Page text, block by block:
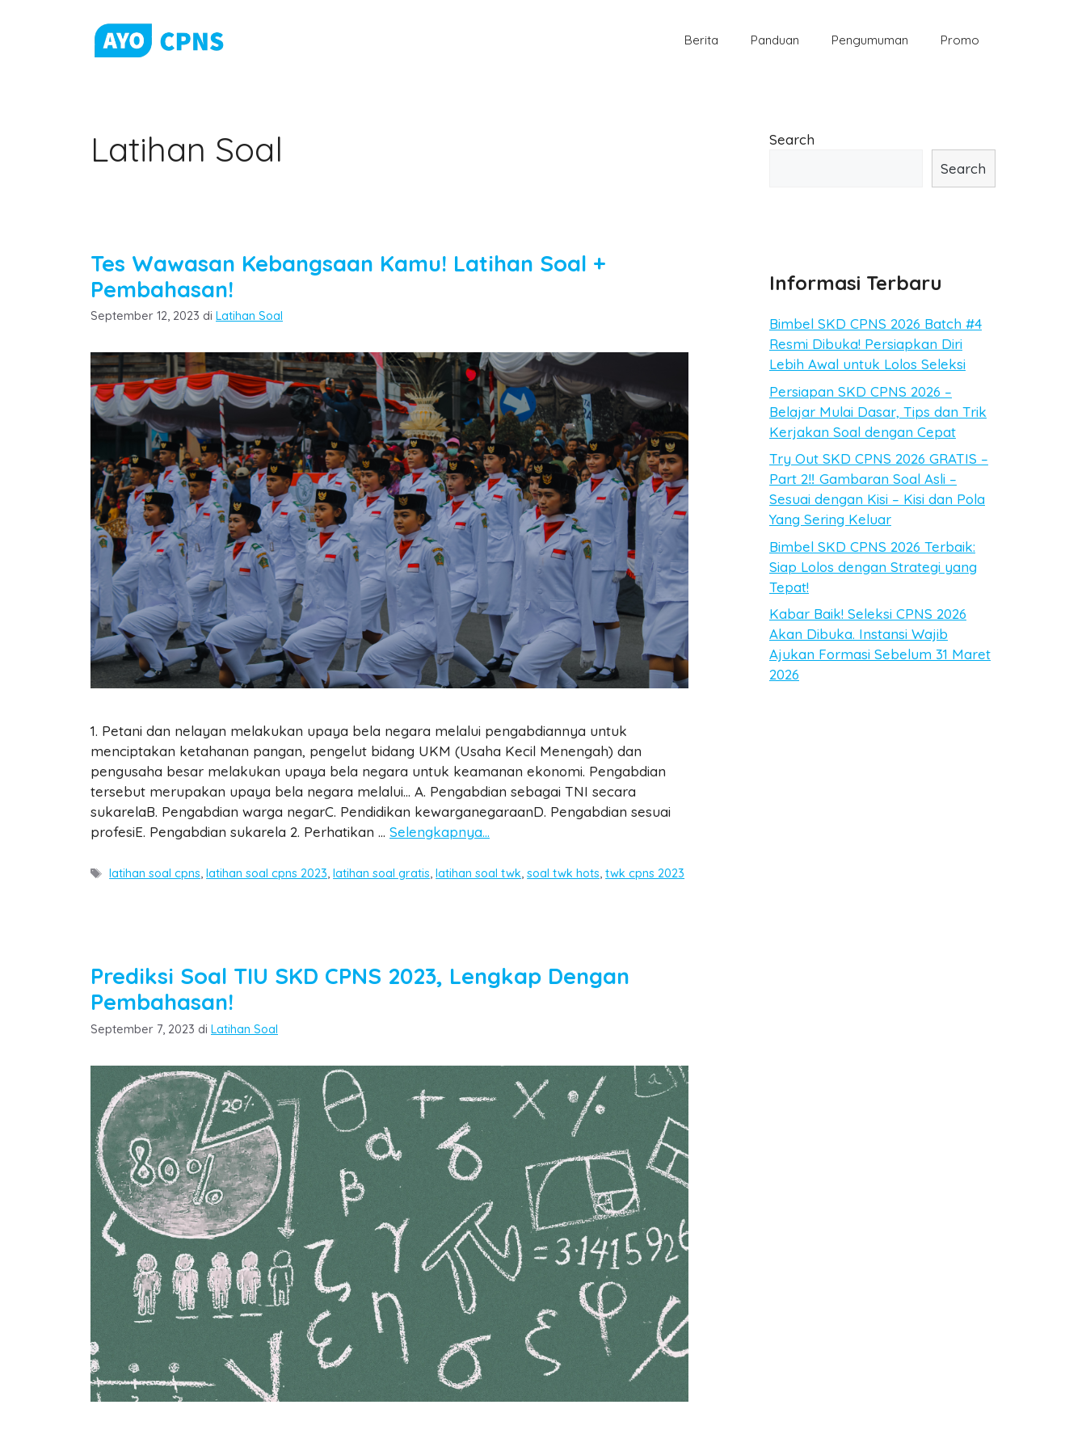
Berita Panduan Pengumuman Promo
Latihan Soal
Tes Wawasan Kebangsaan Kamu! Latihan Soal +
Pembahasan!
September 12, 2023 di Categories
Latihan Soal
1. Petani dan nelayan melakukan upaya bela negara melalui pengabdiannya untuk
menciptakan ketahanan pangan, pengelut bidang UKM (Usaha Kecil Menengah) dan
pengusaha besar melakukan upaya bela negara untuk keamanan ekonomi. Pengabdian
tersebut merupakan upaya bela negara melalui… A. Pengabdian sebagai TNI secara
sukarelaB. Pengabdian warga negarC. Pendidikan kewarganegaraanD. Pengabdian sesuai
profesiE. Pengabdian sukarela 2. Perhatikan … Selengkapnya…
Tags
latihan soal cpns, latihan soal cpns 2023, latihan soal gratis, latihan soal twk,soal twk hots,twk cpns 2023
Prediksi Soal TIU SKD CPNS 2023, Lengkap Dengan
Pembahasan!
September 7, 2023 di Categories
Latihan Soal
Search
Search
Informasi Terbaru
Bimbel SKD CPNS 2026 Batch #4
Resmi Dibuka! Persiapkan Diri
Lebih Awal untuk Lolos Seleksi
Persiapan SKD CPNS 2026 –
Belajar Mulai Dasar, Tips dan Trik
Kerjakan Soal dengan Cepat
Try Out SKD CPNS 2026 GRATIS –
Part 2‼️ Gambaran Soal Asli –
Sesuai dengan Kisi – Kisi dan Pola
Yang Sering Keluar
Bimbel SKD CPNS 2026 Terbaik:
Siap Lolos dengan Strategi yang
Tepat!
Kabar Baik! Seleksi CPNS 2026
Akan Dibuka. Instansi Wajib
Ajukan Formasi Sebelum 31 Maret
2026